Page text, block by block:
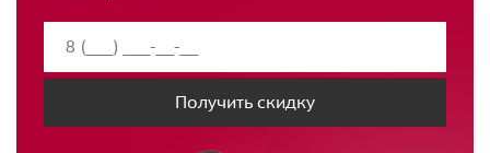
Получить скидку